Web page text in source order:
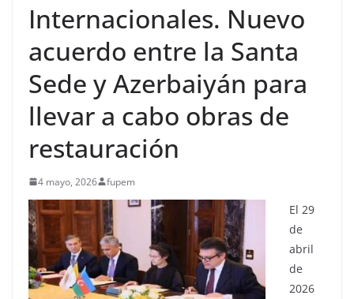
Internacionales. Nuevo
acuerdo entre la Santa
Sede y Azerbaiyán para
llevar a cabo obras de
restauración
4 mayo, 2026 fupem
El 29
de
abril
de
2026